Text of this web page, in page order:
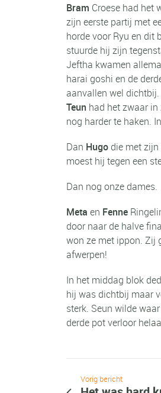
Bram Croese had het
zijn eerste partij met
horde voor Ryu en dit
stuurde hij zijn
Jeftha kwamen
harai goshi en de
aanvallen wel
Teun had het zwaar
nog harder te haken.
Dan Hugo die met
moest hij tegen een
Dan nog onze dames.
Meta en Fenne
door naar de halve
won ze met ippon. Zij
afwerpen!
In het middag blok
hij was dichtbij maar
sterk. Seun wilde
derde pot verloor
Vorig bericht